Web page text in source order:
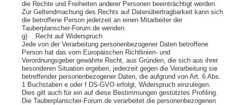
die Rechte und Freiheiten anderer Personen beeinträchtigt werden.
Zur Geltendmachung des Rechts auf Datenübertragbarkeit kann sich
die betroffene Person jederzeit an einen Mitarbeiter der
Tauberplanscher-Forum.de wenden.
g) Recht auf Widerspruch
Jede von der Verarbeitung personenbezogener Daten betroffene
Person hat das vom Europäischen Richtlinien- und
Verordnungsgeber gewährte Recht, aus Gründen, die sich aus ihrer
besonderen Situation ergeben, jederzeit gegen die Verarbeitung sie
betreffender personenbezogener Daten, die aufgrund von Art. 6 Abs.
1 Buchstaben e oder f DS-GVO erfolgt, Widerspruch einzulegen.
Dies gilt auch für ein auf diese Bestimmungen gestütztes Profiling.
Die Tauberplanscher-Forum.de verarbeitet die personenbezogenen